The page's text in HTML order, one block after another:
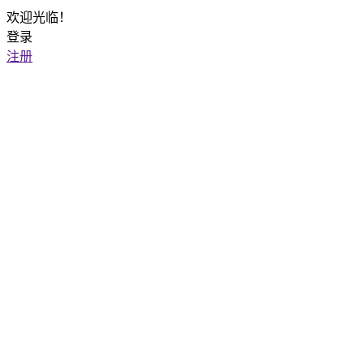
欢迎光临！
登录
注册